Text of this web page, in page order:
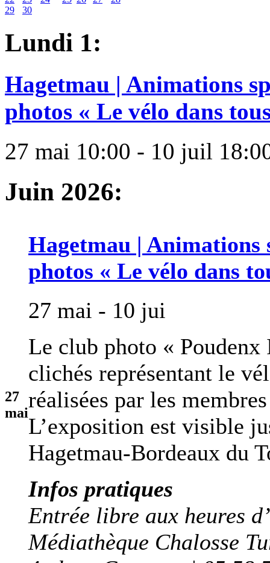
29
30
Lundi 1:
Hagetmau | Animations
photos « Le vélo dans
27 mai 10:00 - 10 juil
Juin 2026:
27
mai
Hagetmau | Animations
photos « Le vélo dans
27 mai - 10 jui
Le club photo « Poudenx
clichés représentant le
réalisées par les
L’exposition est visible
Hagetmau-Bordeaux du
Infos pratiques
Entrée libre aux heures
Médiathèque Chalosse